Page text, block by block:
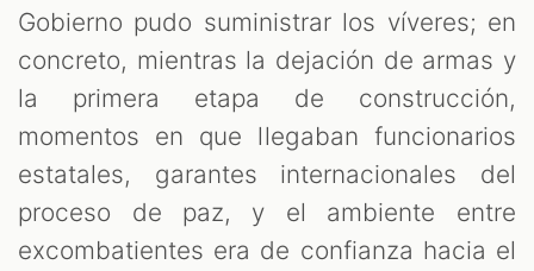
Gobierno pudo suministrar los víveres; en
concreto, mientras la dejación de armas y
la primera etapa de construcción,
momentos en que llegaban funcionarios
estatales, garantes internacionales del
proceso de paz, y el ambiente entre
excombatientes era de confianza hacia el